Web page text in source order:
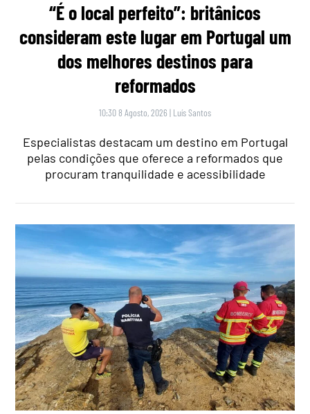
“É o local perfeito”: britânicos
consideram este lugar em Portugal um
dos melhores destinos para
reformados
10:30 8 Agosto, 2026 | Luís Santos
Especialistas destacam um destino em Portugal
pelas condições que oferece a reformados que
procuram tranquilidade e acessibilidade